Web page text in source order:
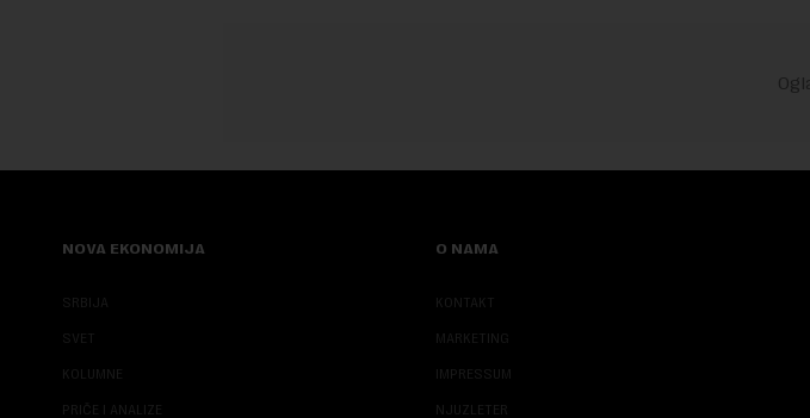
NOVA EKONOMIJA
SRBIJA
SVET
KOLUMNE
PRIČE I ANALIZE
O NAMA
KONTAKT
MARKETING
IMPRESSUM
NJUZLETER